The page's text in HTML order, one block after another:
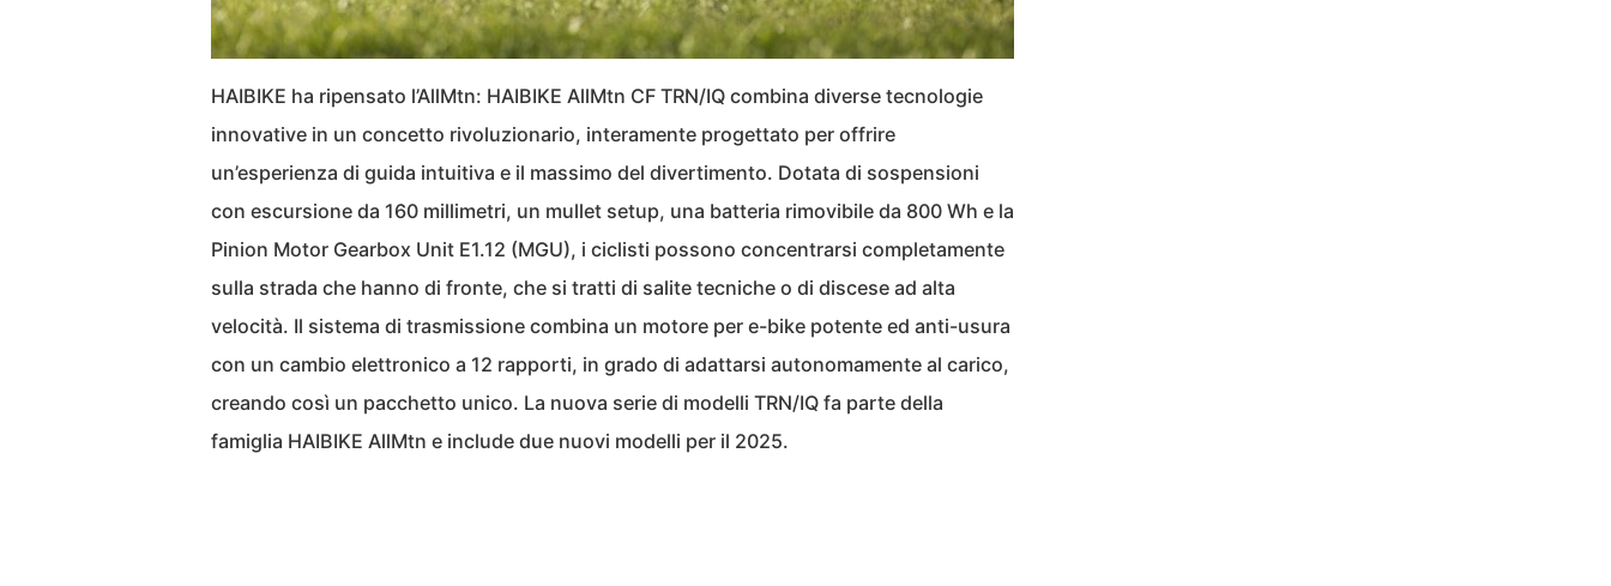
HAIBIKE ha ripensato l’AllMtn: HAIBIKE AllMtn CF TRN/IQ combina diverse tecnologie
innovative in un concetto rivoluzionario, interamente progettato per offrire
un’esperienza di guida intuitiva e il massimo del divertimento. Dotata di sospensioni
con escursione da 160 millimetri, un mullet setup, una batteria rimovibile da 800 Wh e la
Pinion Motor Gearbox Unit E1.12 (MGU), i ciclisti possono concentrarsi completamente
sulla strada che hanno di fronte, che si tratti di salite tecniche o di discese ad alta
velocità. Il sistema di trasmissione combina un motore per e-bike potente ed anti-usura
con un cambio elettronico a 12 rapporti, in grado di adattarsi autonomamente al carico,
creando così un pacchetto unico. La nuova serie di modelli TRN/IQ fa parte della
famiglia HAIBIKE AllMtn e include due nuovi modelli per il 2025.